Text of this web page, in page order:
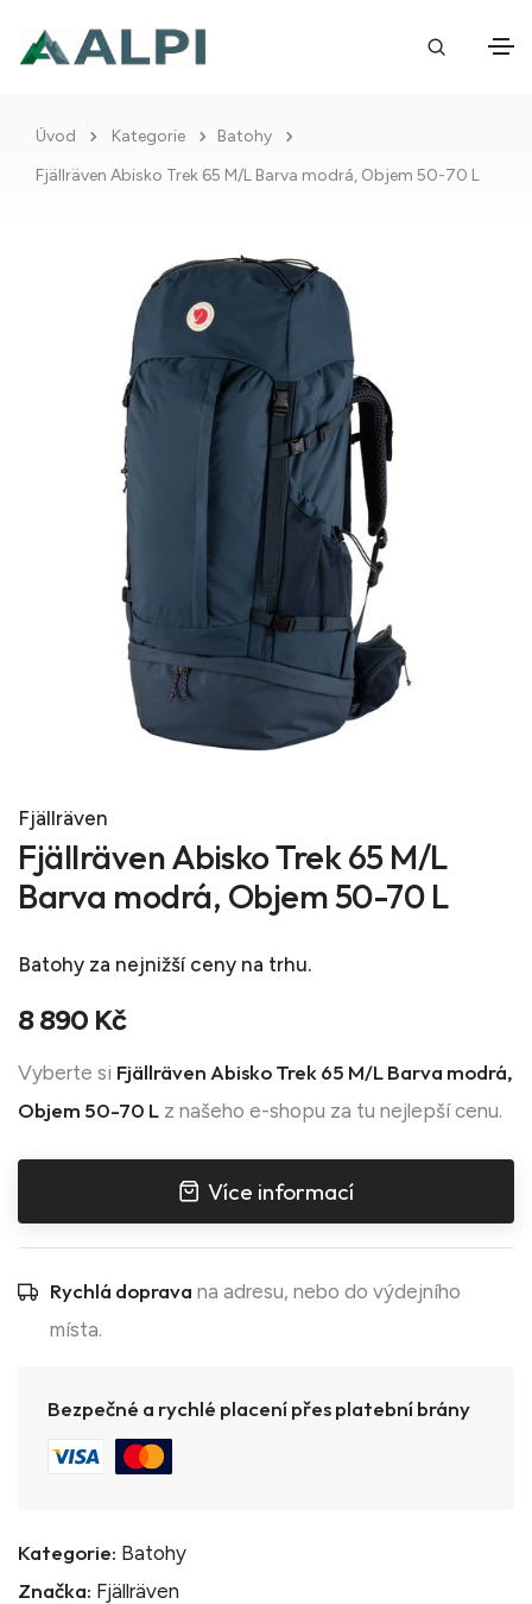
Úvod Kategorie
Batohy
Fjällräven Abisko Trek 65 M/L Barva modrá, Objem 50-70 L
Fjällräven
Fjällräven Abisko Trek 65 M/L
Barva modrá, Objem 50-70 L
Batohy za nejnižší ceny na trhu.
8 890 Kč
Vyberte si Fjällräven Abisko Trek 65 M/L Barva modrá,
Objem 50-70 L z našeho e-shopu za tu nejlepší cenu.
Více informací
Rychlá doprava na adresu, nebo do výdejního
místa.
Bezpečné a rychlé placení přes platební brány
Kategorie: Batohy
Značka: Fjällräven